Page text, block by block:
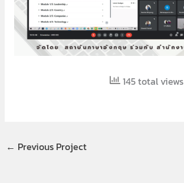
145 total views
← Previous Project